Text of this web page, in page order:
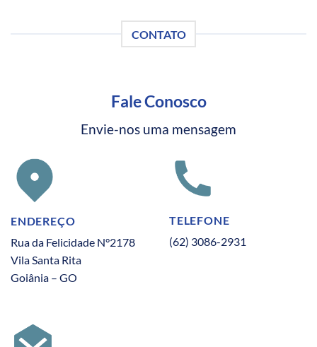
CONTATO
Fale Conosco
Envie-nos uma mensagem
ENDEREÇO
Rua da Felicidade N°2178
Vila Santa Rita
Goiânia – GO
TELEFONE
(62) 3086-2931